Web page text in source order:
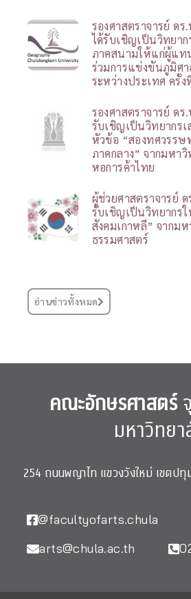
รองศาสตราจารย์ ด
ได้รับเชิญเป็นวิทยา
ภาคสนามให้แก่ผู้แท
ร่วมการแข่งขันภูมิศ
ระหว่างประเทศ ครั้ง
รองศาสตราจารย์ ด
รับเชิญเป็นวิทยากรเ
หัวข้อ “สองทศวรร
ภาคกลาง” จากมหา
หอการค้าไทย
ผู้ช่วยศาสตราจารย์
รับเชิญเป็นวิทยากร
สังคมเกาหลี” จากม
ธรรมศาสตร์
อ่านข่าวทั้งหมด
คณะอักษรศาสตร์
มหาวิทย
254 ถนนพญาไท แขวงวังใหม่ เขตป
@facultyofarts.chula
arts@chula.ac.th